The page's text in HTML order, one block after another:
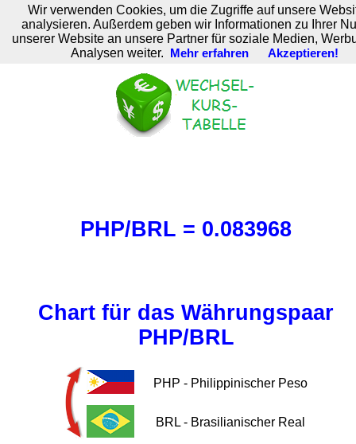
M. Brodski Software
PHP/BRL = 0.083968
Chart für das Währungspaar
PHP/BRL
PHP - Philippinischer Peso
BRL - Brasilianischer Real
Wir verwenden Cookies, um die Zugriffe auf unsere
analysieren. Außerdem geben wir Informationen zu Ihrer
unserer Website an unsere Partner für soziale Medien,
Analysen weiter.
Mehr erfahren Akzeptieren!